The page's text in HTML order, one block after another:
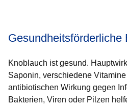
Gesundheitsförderliche
Knoblauch ist gesund.
Saponin, verschiedene
antibiotischen Wirkung gegen
Bakterien, Viren oder Pilzen